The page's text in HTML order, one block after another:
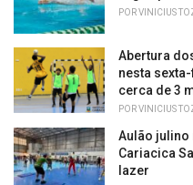
PORVINICIUS
Abertura
nesta
cerca de 3
PORVINICIUS
Aulão julino
Cariacica
lazer